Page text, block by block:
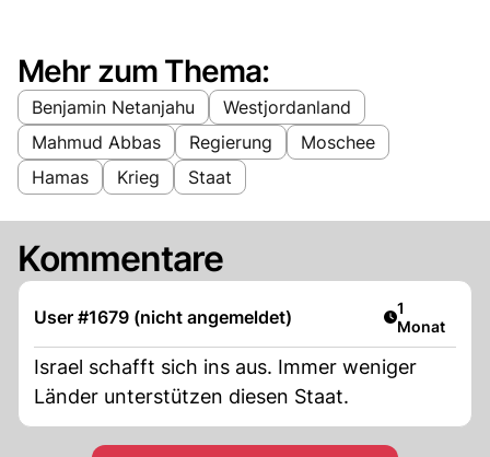
Mehr zum Thema:
Benjamin Netanjahu
Westjordanland
Mahmud Abbas
Regierung
Moschee
Hamas
Krieg Staat
Kommentare
User #1679 (nicht angemeldet) Artikel
1
Monat
Israel schafft sich ins aus. Immer weniger
Länder unterstützen diesen Staat.